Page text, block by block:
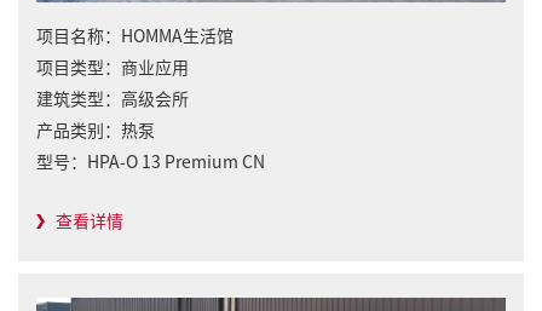
项目名称：
HOMMA生活馆
项目类型： 商业应用
建筑类型： 高级会所
产品类别： 热泵
型号：
HPA-O 13 Premium CN
查看详情